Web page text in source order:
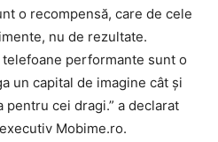
o recompensă, care de cele
nu de rezultate.
performante sunt o
un capital de imagine cât și
cei dragi.” a declarat
Mobime.ro.